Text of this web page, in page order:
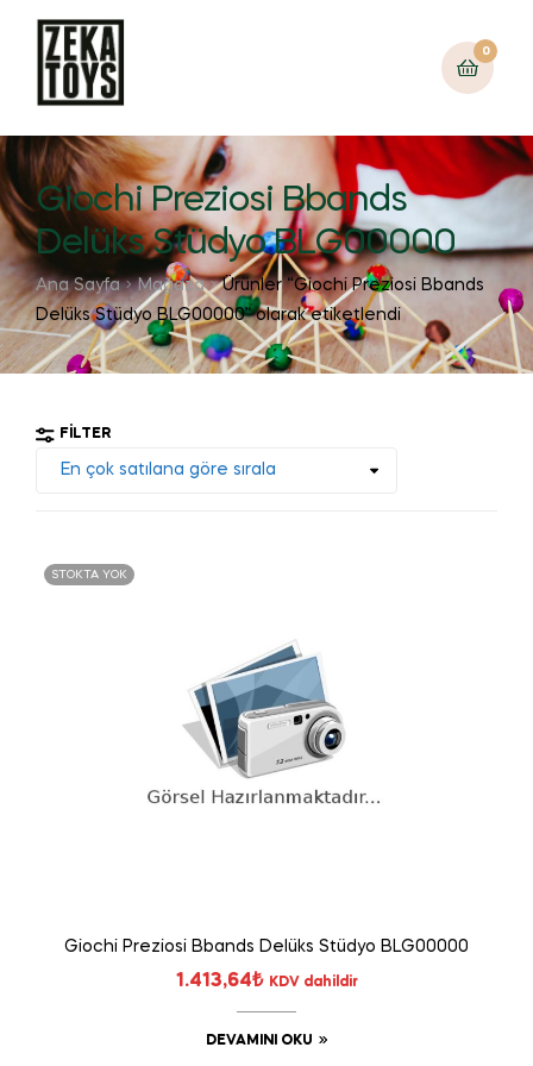
0
Giochi Preziosi Bbands
Delüks Stüdyo BLG00000
Ana Sayfa Mağaza
Ürünler “Giochi Preziosi Bbands
Delüks Stüdyo BLG00000” olarak etiketlendi
FILTER
STOKTA YOK
Giochi Preziosi Bbands Delüks Stüdyo BLG00000
1.413,64₺ KDV dahildir
DEVAMINI OKU